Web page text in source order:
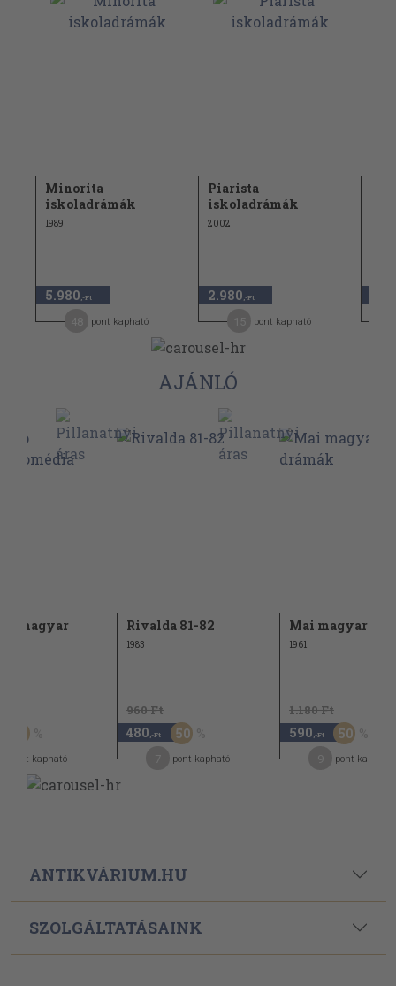
Minorita
iskoladrámák
1989
5.980 ,-Ft
pont kapható
Piarista
iskoladrámák
2002
2.980 ,-Ft
pont kapható
AJÁNLÓ
magyar
50
pont kapható
Rivalda 81-82
1983
960 Ft
480 ,-Ft 50
pont kapható
Mai magyar
1961
1.180 Ft
590 ,-Ft 50
pont kapható
ANTIKVÁRIUM.HU
SZOLGÁLTATÁSAINK